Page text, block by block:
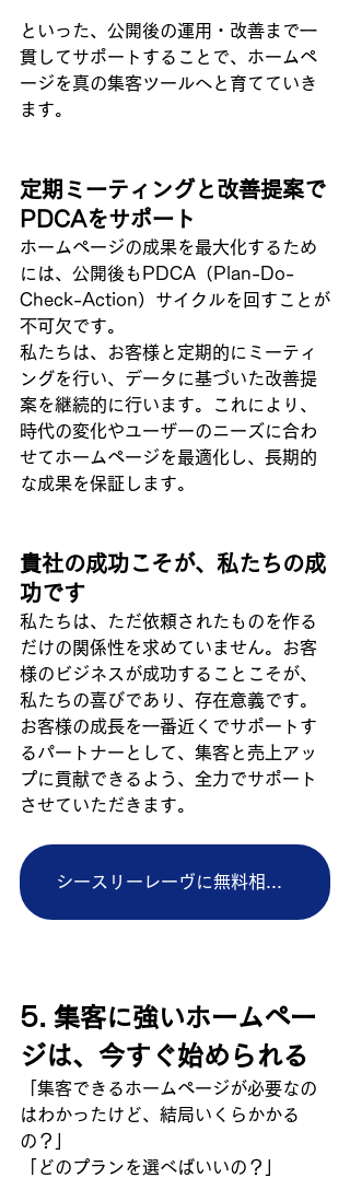
といった、公開後の運用・改善まで一
貫してサポートすることで、ホームペ
ージを真の集客ツールへと育てていき
ます。
定期ミーティングと改善提案で
PDCAをサポート
ホームページの成果を最大化するため
には、公開後もPDCA（Plan-Do-
Check-Action）サイクルを回すことが
不可欠です。
私たちは、お客様と定期的にミーティ
ングを行い、データに基づいた改善提
案を継続的に行います。これにより、
時代の変化やユーザーのニーズに合わ
せてホームページを最適化し、長期的
な成果を保証します。
貴社の成功こそが、私たちの成
功です
私たちは、ただ依頼されたものを作る
だけの関係性を求めていません。お客
様のビジネスが成功することこそが、
私たちの喜びであり、存在意義です。
お客様の成長を一番近くでサポートす
るパートナーとして、集客と売上アッ
プに貢献できるよう、全力でサポート
させていただきます。
5. 集客に強いホームペー
ジは、今すぐ始められる
「集客できるホームページが必要なの
はわかったけど、結局いくらかかる
の？」
「どのプランを選べばいいの？」